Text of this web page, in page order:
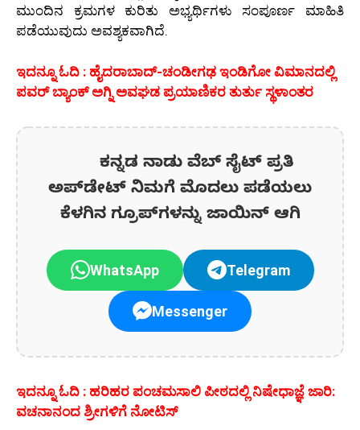
ಮುಂದಿನ ಕ್ರಮಗಳ ಕುರಿತು ಅಭ್ಯರ್ಥಿಗಳು ಸಂಪೂರ್ಣ ಮಾಹಿತಿ
ಪಡೆಯುವುದು ಅವಶ್ಯಕವಾಗಿದೆ.
ಇದನ್ನೂ ಓದಿ : ಹೈದರಾಬಾದ್-ಚಂಡೀಗಢ ಇಂಡಿಗೋ ವಿಮಾನದಲ್ಲಿ
ಪವರ್‌ ಬ್ಯಾಂಕ್ ಅಗ್ನಿ ಅವಘಡ ಪ್ರಯಾಣಿಕರ ತುರ್ತು ಸ್ಥಳಾಂತರ
ಕನ್ನಡ ನಾಡು ವೆಬ್ ಸೈಟ್ ಪ್ರತಿ
ಅಪ್‌ಡೇಟ್‌ ನಿಮಗೆ ಮೊದಲು ಪಡೆಯಲು
ಕೆಳಗಿನ ಗ್ರೂಪ್‌ಗಳನ್ನು ಜಾಯಿನ್ ಆಗಿ
WhatsApp Telegram
Messenger
ಇದನ್ನೂ ಓದಿ : ಹರಿಹರ ಪಂಚಮಸಾಲಿ ಪೀಠದಲ್ಲಿ ನಿಷೇಧಾಜ್ಞೆ ಜಾರಿ:
ವಚನಾನಂದ ಶ್ರೀಗಳಿಗೆ ನೋಟಿಸ್